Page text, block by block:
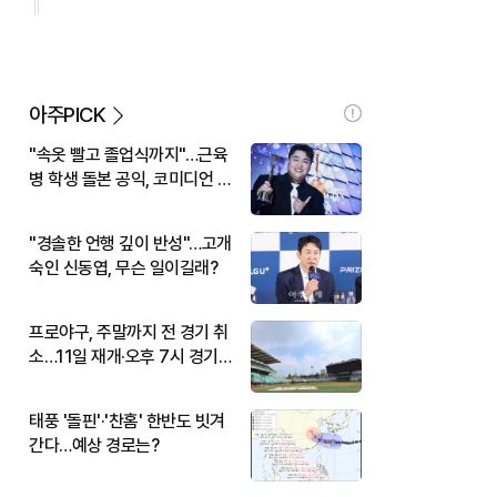
아주PICK
"속옷 빨고 졸업식까지"…근육
병 학생 돌본 공익, 코미디언 김
"경솔한 언행 깊이 반성"…고개
숙인 신동엽, 무슨 일이길래?
프로야구, 주말까지 전 경기 취
소…11일 재개·오후 7시 경기
태풍 '돌핀'·'찬홈' 한반도 빗겨
간다…예상 경로는?